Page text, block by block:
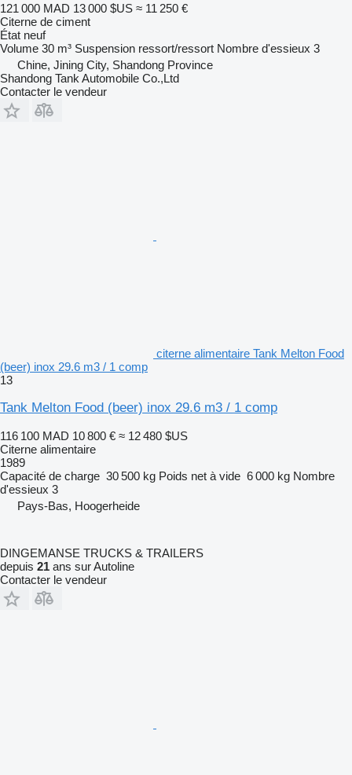
121 000 MAD 13 000 $US ≈ 11 250 €
Citerne de ciment
État neuf
Volume 30 m³ Suspension ressort/ressort Nombre d'essieux 3
Chine, Jining City, Shandong Province
Shandong Tank Automobile Co.,Ltd
Contacter le vendeur
citerne alimentaire Tank Melton Food
(beer) inox 29.6 m3 / 1 comp
13
Tank Melton Food (beer) inox 29.6 m3 / 1 comp
116 100 MAD 10 800 € ≈ 12 480 $US
Citerne alimentaire
1989
Capacité de charge 30 500 kg Poids net à vide 6 000 kg Nombre
d'essieux 3
Pays-Bas, Hoogerheide
DINGEMANSE TRUCKS & TRAILERS
depuis 21 ans sur Autoline
Contacter le vendeur